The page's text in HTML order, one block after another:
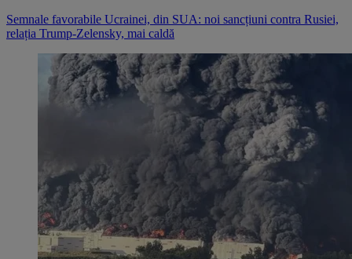
Semnale favorabile Ucrainei, din SUA: noi sancțiuni contra Rusiei,
relația Trump-Zelensky, mai caldă